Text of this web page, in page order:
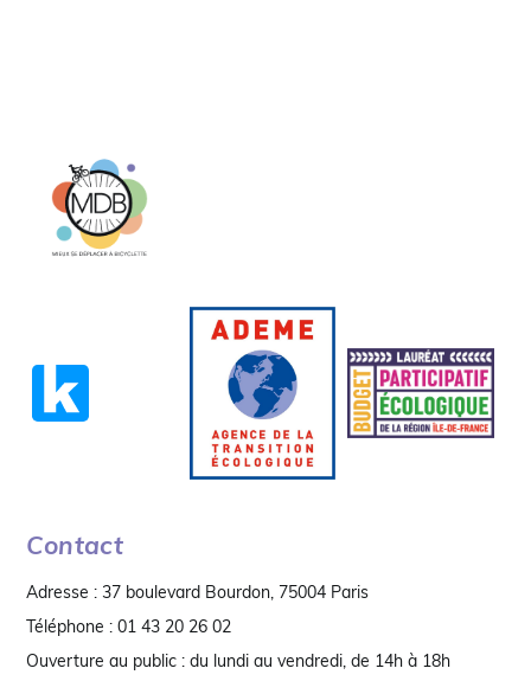
Contact
Adresse : 37 boulevard Bourdon, 75004 Paris
Téléphone : 01 43 20 26 02
Ouverture au public : du lundi au vendredi, de 14h à 18h